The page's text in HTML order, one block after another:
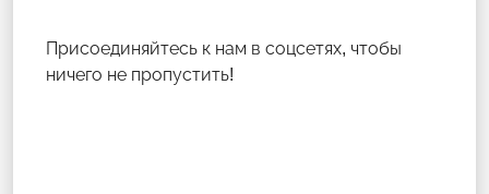
Присоединяйтесь к нам в соцсетях, чтобы
ничего не пропустить!